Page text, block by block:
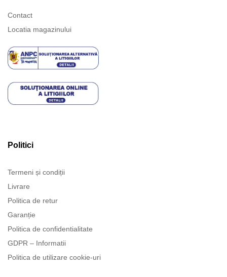
Contact
Locatia magazinului
Politici
Termeni și condiții
Livrare
Politica de retur
Garanție
Politica de confidentialitate
GDPR – Informatii
Politica de utilizare cookie-uri